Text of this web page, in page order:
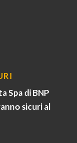
Spa di BNP
sicuri al